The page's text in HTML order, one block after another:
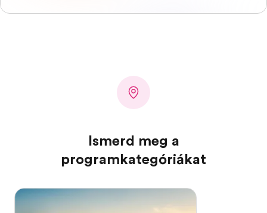
Ismerd meg a
programkategóriákat